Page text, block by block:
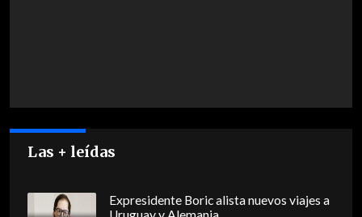
Las + leídas
Expresidente Boric alista nuevos viajes a